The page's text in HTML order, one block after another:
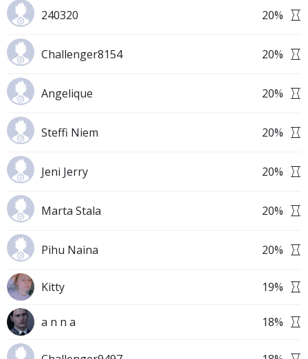
240320 20%
Challenger8154 20%
Angelique 20%
Steffi Niem 20%
Jeni Jerry 20%
Marta Stala 20%
Pihu Naina 20%
Kitty 19%
a n n a 18%